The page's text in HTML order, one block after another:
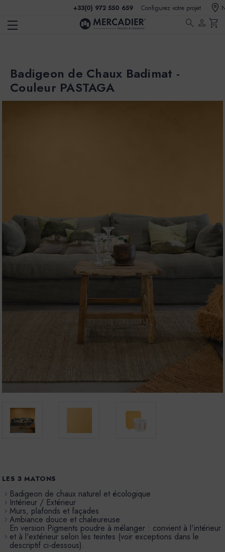
+33(0) 972 550 659 Configurez votre projet
search person shopping_cart
Badigeon de Chaux Badimat -
Couleur PASTAGA
LES 3 MATONS
Badigeon de chaux naturel et écologique
Intérieur / Extérieur
Murs, plafonds et façades
Ambiance douce et chaleureuse
En version Pigments poudre à mélanger : convient à l'intérieur
et à l'extérieur selon les teintes (voir exceptions dans le
descriptif ci-dessous).